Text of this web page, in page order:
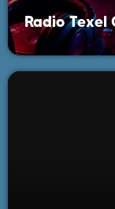
Radio Texel